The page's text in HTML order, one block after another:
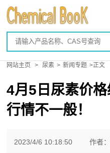
网站主页 > 尿素 > 新闻专题 >正文
4月5日尿素价
行情不一般！
2023/4/6 10:18:50 作者